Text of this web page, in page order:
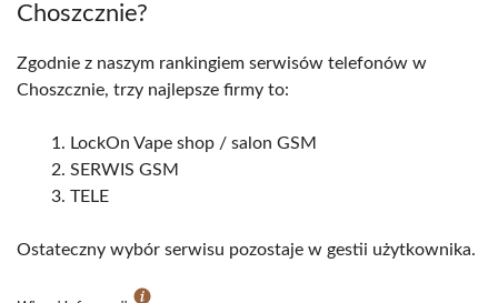
Choszcznie?
Zgodnie z naszym rankingiem serwisów telefonów w
Choszcznie, trzy najlepsze firmy to:
LockOn Vape shop / salon GSM
SERWIS GSM
TELE
Ostateczny wybór serwisu pozostaje w gestii użytkownika.